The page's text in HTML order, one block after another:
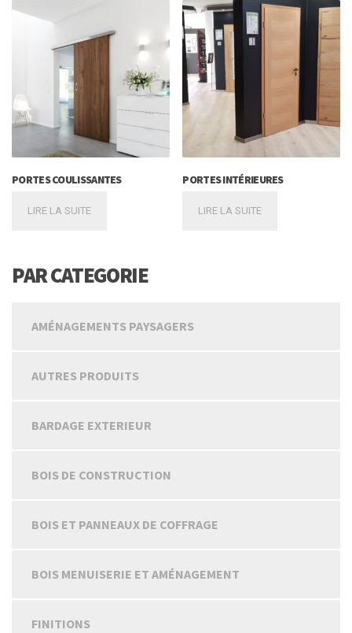
PORTES COULISSANTES
LIRE LA SUITE
PORTES INTÉRIEURES
LIRE LA SUITE
PAR CATEGORIE
AMÉNAGEMENTS PAYSAGERS
AUTRES PRODUITS
BARDAGE EXTERIEUR
BOIS DE CONSTRUCTION
BOIS ET PANNEAUX DE COFFRAGE
BOIS MENUISERIE ET AMÉNAGEMENT
FINITIONS